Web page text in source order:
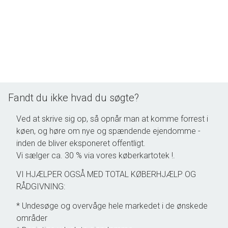
øst og vest.
Mulig overtagelse: Når sælger har fundet anden
passende bolig.
PLANLØSNING:
Entré og fordelingsgang med skabe til overtøjet.
alrum, hvor stuearealet adskilles af køkkenøen.
Køkkenet fra 2020 og har en bordplade i
Silestone, Vola armatur samt hårde hvidevarer
fra bl.a. Smeg.
Fandt du ikke hvad du søgte?
Ved at skrive sig op, så opnår man at komme forrest i
køen, og høre om nye og spændende ejendomme -
inden de bliver eksponeret offentligt.
Vi sælger ca. 30 % via vores køberkartotek !.
VI HJÆLPER OGSÅ MED TOTAL KØBERHJÆLP OG
RÅDGIVNING:
* Undesøge og overvåge hele markedet i de ønskede
områder